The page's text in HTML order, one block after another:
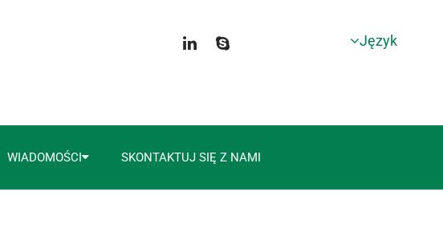
Język
WIADOMOŚCI SKONTAKTUJ SIĘ Z NAMI